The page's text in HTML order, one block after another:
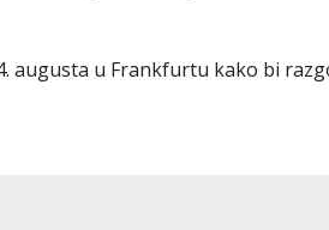
augusta u Frankfurtu kako bi